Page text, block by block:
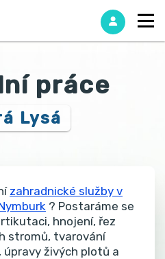
práce
Lysá
zahradnické služby v
? Postaráme se
hnojení, řez
stromů, tvarování
živých plotů a